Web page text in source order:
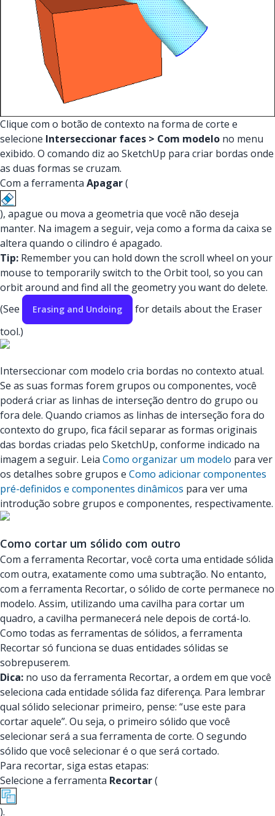
Clique com o botão de contexto na forma de corte e
selecione Interseccionar faces > Com modelo no menu
exibido. O comando diz ao SketchUp para criar bordas onde
as duas formas se cruzam.
Com a ferramenta Apagar(
), apague ou mova a geometria que você não deseja
manter. Na imagem a seguir, veja como a forma da caixa se
altera quando o cilindro é apagado.
Tip: Remember you can hold down the scroll wheel on your
mouse to temporarily switch to the Orbit tool, so you can
orbit around and find all the geometry you want do delete.
(See
Erasing and Undoing
for details about the Eraser
tool.)
Interseccionar com modelo cria bordas no contexto atual.
Se as suas formas forem grupos ou componentes, você
poderá criar as linhas de interseção dentro do grupo ou
fora dele. Quando criamos as linhas de interseção fora do
contexto do grupo, fica fácil separar as formas originais
das bordas criadas pelo SketchUp, conforme indicado na
imagem a seguir. Leia Como organizar um modelo para ver
os detalhes sobre grupos e Como adicionar componentes
pré-definidos e componentes dinâmicos para ver uma
introdução sobre grupos e componentes, respectivamente.
Como cortar um sólido com outro
Com a ferramenta Recortar, você corta uma entidade sólida
com outra, exatamente como uma subtração. No entanto,
com a ferramenta Recortar, o sólido de corte permanece no
modelo. Assim, utilizando uma cavilha para cortar um
quadro, a cavilha permanecerá nele depois de cortá-lo.
Como todas as ferramentas de sólidos, a ferramenta
Recortar só funciona se duas entidades sólidas se
sobrepuserem.
Dica: no uso da ferramenta Recortar, a ordem em que você
seleciona cada entidade sólida faz diferença. Para lembrar
qual sólido selecionar primeiro, pense: “use este para
cortar aquele”. Ou seja, o primeiro sólido que você
selecionar será a sua ferramenta de corte. O segundo
sólido que você selecionar é o que será cortado.
Para recortar, siga estas etapas:
Selecione a ferramenta Recortar(
).